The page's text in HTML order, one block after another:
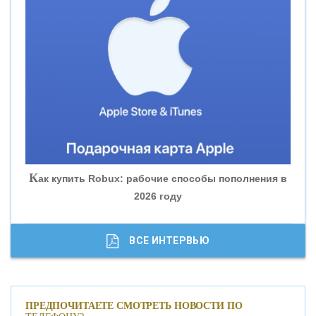
«ВНЕШПРОМБАНК»
«БАНК ГЛОБЭКС»
«СОВКОМБАНК»
«ГАЗПРОМБАНК»
«МОСКОВСКИЙ КРЕДИТНЫЙ БАНК»
Как купить Robux: рабочие способы пополнения в
2026 году
ВСЕ ИНТЕРВЬЮ
ПРЕДПОЧИТАЕТЕ СМОТРЕТЬ НОВОСТИ ПО